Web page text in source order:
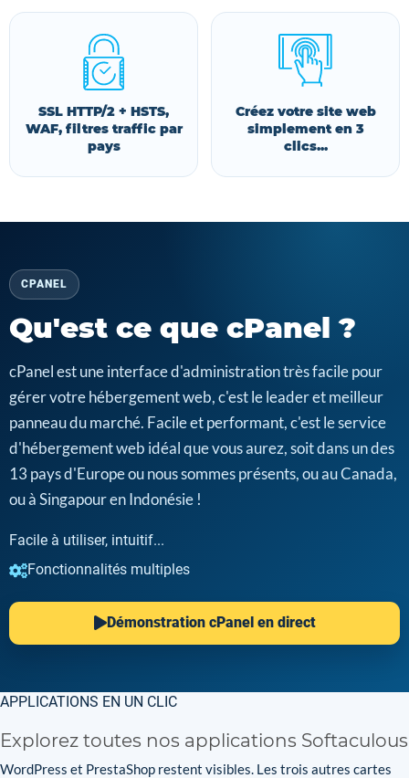
SSL HTTP/2 + HSTS,
WAF, filtres traffic par
pays
Créez votre site web
simplement en 3
clics...
CPANEL
Qu'est ce que cPanel ?
cPanel est une interface d'administration très facile pour
gérer votre hébergement web, c'est le leader et meilleur
panneau du marché. Facile et performant, c'est le service
d'hébergement web idéal que vous aurez, soit dans un des
13 pays d'Europe ou nous sommes présents, ou au Canada,
ou à Singapour en Indonésie !
Facile à utiliser, intuitif...
Fonctionnalités multiples
Démonstration cPanel en direct
APPLICATIONS EN UN CLIC
Explorez toutes nos applications Softaculous
WordPress et PrestaShop restent visibles. Les trois autres cartes